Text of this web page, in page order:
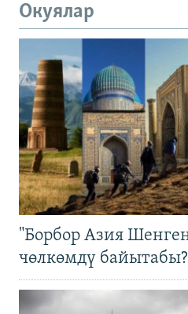
Окуялар
"Борбор Азия
чөлкөмдү байытабы?